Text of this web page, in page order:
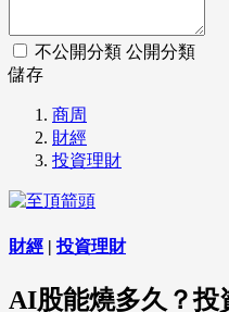
不公開分類 公開分類
儲存
商周
財經
投資理財
財經 | 投資理財
AI股能燒多久？投